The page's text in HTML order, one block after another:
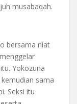
musabaqah.
bersama niat
Yokozuna
sama
Seksi itu